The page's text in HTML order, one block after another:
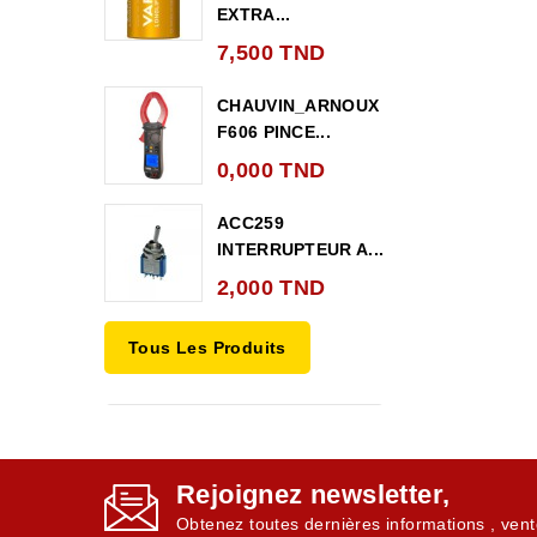
EXTRA...
7,500 TND
CHAUVIN_ARNOUX
F606 PINCE...
0,000 TND
ACC259
INTERRUPTEUR A...
2,000 TND
Tous Les Produits
Rejoignez newsletter,
Obtenez toutes dernières informations ,